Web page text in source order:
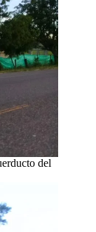
del